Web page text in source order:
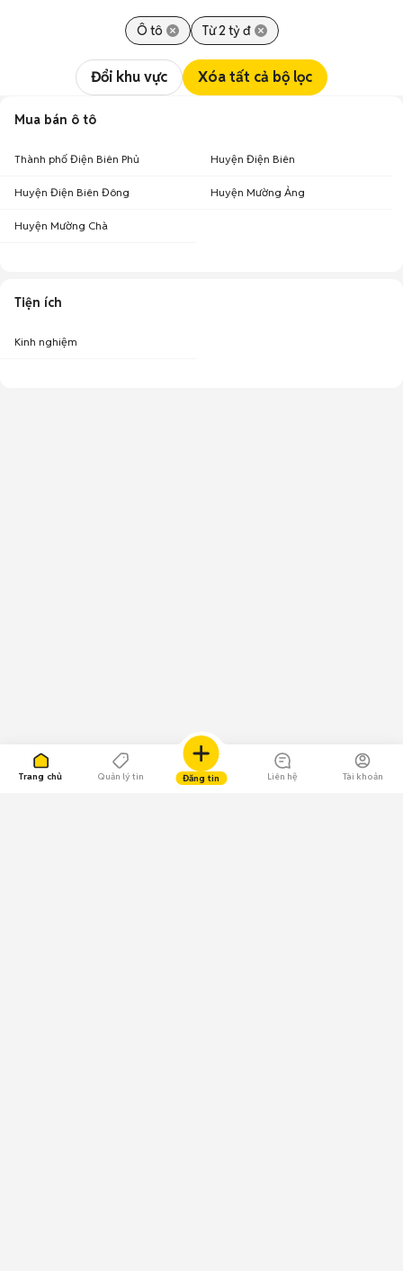
Trang chủ Quản lý tin Đăng tin Liên hệ Tài khoản
Ô tô Từ 2 tỷ đ
Đổi khu vực Xóa tất cả bộ lọc
Mua bán ô tô
Thành phố Điện Biên Phủ Huyện Điện Biên
Huyện Điện Biên Đông Huyện Mường Ảng
Huyện Mường Chà
Tiện ích
Kinh nghiệm